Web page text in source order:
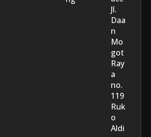
Jl.
Daa
n
Mo
got
Ray
a
no.
119
Ruk
o
Aldi